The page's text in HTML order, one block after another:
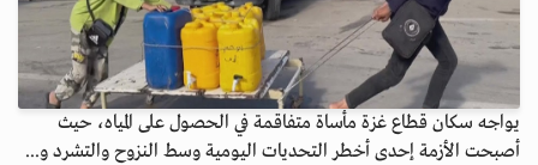
يواجه سكان قطاع غزة مأساة متفاقمة في الحصول على المياه، حيث
أصبحت الأزمة إحدى أخطر التحديات اليومية وسط النزوح والتشرد و...